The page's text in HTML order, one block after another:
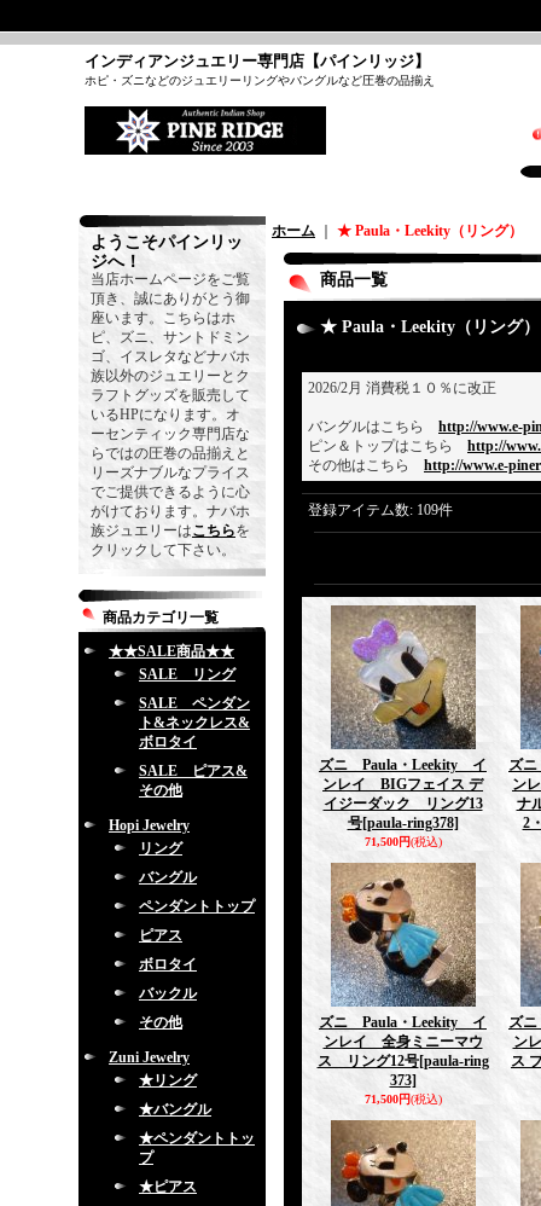
インディアンジュエリー専門店【パインリッジ】
ホピ・ズニなどのジュエリーリングやバングルなど圧巻の品揃え
ようこそパインリッ
ジへ！
当店ホームページをご覧
頂き、誠にありがとう御
座います。こちらはホ
ピ、ズニ、サントドミン
ゴ、イスレタなどナバホ
族以外のジュエリーとク
ラフトグッズを販売して
いるHPになります。オ
ーセンティック専門店な
らではの圧巻の品揃えと
リーズナブルなプライス
でご提供できるように心
がけております。ナバホ
族ジュエリーはこちらを
クリックして下さい。
商品カテゴリ一覧
★★SALE商品★★
SALE リング
SALE ペンダン
ト&ネックレス&
ボロタイ
SALE ピアス&
その他
Hopi Jewelry
リング
バングル
ペンダントトップ
ピアス
ボロタイ
バックル
その他
Zuni Jewelry
★リング
★バングル
★ペンダントトッ
プ
★ピアス
ホーム ★ Paula・Leekity（リング）
商品一覧
★ Paula・Leekity（リング）
2026/2月 消費税１０％に改正
バングルはこちら http://www.e-
ピン＆トップはこちら http://
その他はこちら http://www.e-
登録アイテム数: 109件
ズニ Paula・Leekity イ
ンレイ BIGフェイス デ
イジーダック リング13
号[paula-ring378]
71,500円(税込)
ズ
ン
ナ
2
ズニ Paula・Leekity イ
ンレイ 全身ミニーマウ
ス リング12号[paula-ring
373]
71,500円(税込)
ズ
ン
ス